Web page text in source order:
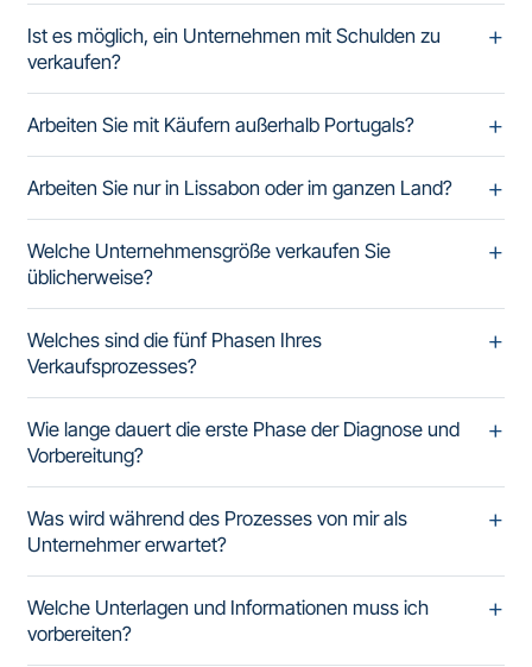
Ist es möglich, ein Unternehmen mit Schulden zu
verkaufen?
Arbeiten Sie mit Käufern außerhalb Portugals?
Arbeiten Sie nur in Lissabon oder im ganzen Land?
Welche Unternehmensgröße verkaufen Sie
üblicherweise?
Welches sind die fünf Phasen Ihres
Verkaufsprozesses?
Wie lange dauert die erste Phase der Diagnose und
Vorbereitung?
Was wird während des Prozesses von mir als
Unternehmer erwartet?
Welche Unterlagen und Informationen muss ich
vorbereiten?